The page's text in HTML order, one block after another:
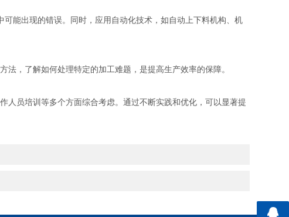
能出现的错误。同时，应用自动化技术，如自动上下料机构、机
，了解如何处理特定的加工难题，是提高生产效率的保障。
员培训等多个方面综合考虑。通过不断实践和优化，可以显著提